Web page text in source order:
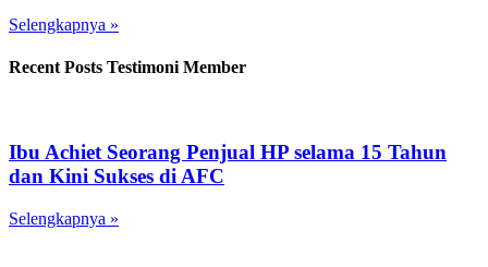
Selengkapnya »
Recent Posts Testimoni Member
Ibu Achiet Seorang Penjual HP selama 15 Tahun
dan Kini Sukses di AFC
Selengkapnya »